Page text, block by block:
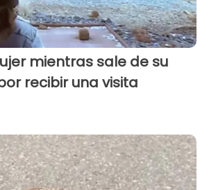
mientras sale de su
recibir una visita